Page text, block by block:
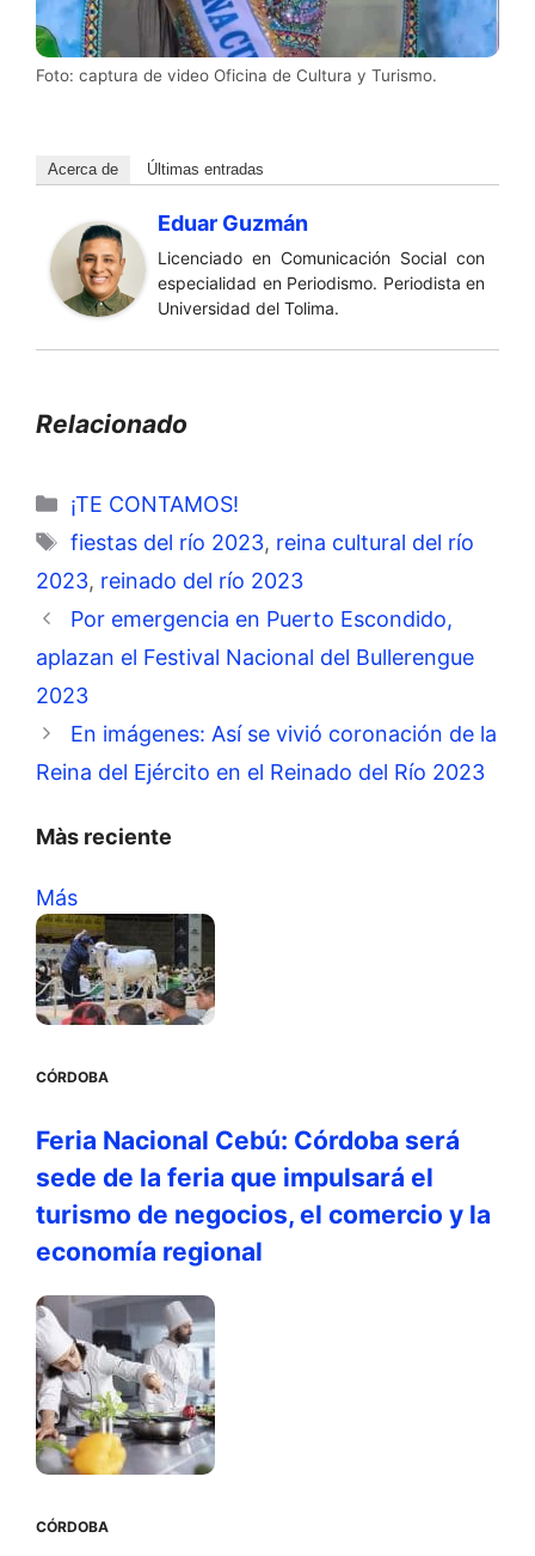
Foto: captura de video Oficina de Cultura y Turismo.
Acerca de Últimas entradas
Eduar Guzmán
Licenciado en Comunicación Social con
especialidad en Periodismo. Periodista en
Universidad del Tolima.
Relacionado
Categorías
¡TE CONTAMOS!
Etiquetas
fiestas del río 2023, reina cultural del río
2023, reinado del río 2023
Por emergencia en Puerto Escondido,
aplazan el Festival Nacional del Bullerengue
2023
En imágenes: Así se vivió coronación de la
Reina del Ejército en el Reinado del Río 2023
Màs reciente
Más
CÓRDOBA
Feria Nacional Cebú: Córdoba será
sede de la feria que impulsará el
turismo de negocios, el comercio y la
economía regional
CÓRDOBA